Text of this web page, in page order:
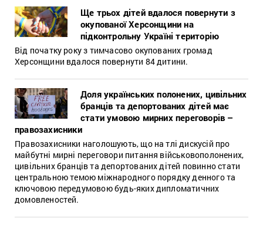
Ще трьох дітей вдалося повернути з
окупованої Херсонщини на
підконтрольну Україні територію
Від початку року з тимчасово окупованих громад
Херсонщини вдалося повернути 84 дитини.
Доля українських полонених, цивільних
бранців та депортованих дітей має
стати умовою мирних переговорів –
правозахисники
Правозахисники наголошують, що на тлі дискусій про
майбутні мирні переговори питання військовополонених,
цивільних бранців та депортованих дітей повинно стати
центральною темою міжнародного порядку денного та
ключовою передумовою будь-яких дипломатичних
домовленостей.